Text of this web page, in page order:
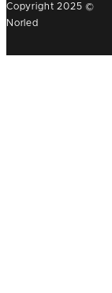
Copyright 2025 ©
Norled